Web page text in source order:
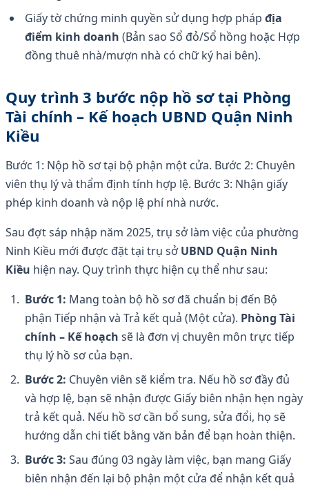
Giấy tờ chứng minh quyền sử dụng hợp pháp địa
điểm kinh doanh (Bản sao Sổ đỏ/Sổ hồng hoặc Hợp
đồng thuê nhà/mượn nhà có chữ ký hai bên).
Quy trình 3 bước nộp hồ sơ tại Phòng
Tài chính – Kế hoạch UBND Quận Ninh
Kiều
Bước 1: Nộp hồ sơ tại bộ phận một cửa. Bước 2: Chuyên
viên thụ lý và thẩm định tính hợp lệ. Bước 3: Nhận giấy
phép kinh doanh và nộp lệ phí nhà nước.
Sau đợt sáp nhập năm 2025, trụ sở làm việc của phường
Ninh Kiều mới được đặt tại trụ sởUBND Quận Ninh
Kiều hiện nay. Quy trình thực hiện cụ thể như sau:
Bước 1: Mang toàn bộ hồ sơ đã chuẩn bị đến Bộ
phận Tiếp nhận và Trả kết quả (Một cửa). Phòng Tài
chính – Kế hoạch sẽ là đơn vị chuyên môn trực tiếp
thụ lý hồ sơ của bạn.
Bước 2: Chuyên viên sẽ kiểm tra. Nếu hồ sơ đầy đủ
và hợp lệ, bạn sẽ nhận được Giấy biên nhận hẹn ngày
trả kết quả. Nếu hồ sơ cần bổ sung, sửa đổi, họ sẽ
hướng dẫn chi tiết bằng văn bản để bạn hoàn thiện.
Bước 3: Sau đúng 03 ngày làm việc, bạn mang Giấy
biên nhận đến lại bộ phận một cửa để nhận kết quả